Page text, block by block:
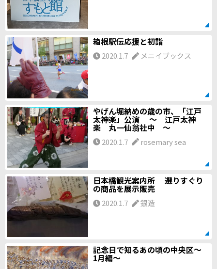
箱根駅伝応援と初詣
2020.1.7 メニイブックス
やげん堀納めの歳の市、「江戸
太神楽」公演 ～ 江戸太神
楽 丸一仙翁社中 ～
2020.1.7 rosemary sea
日本橋観光案内所 選りすぐり
の商品を展示販売
2020.1.7 銀造
記念日で知るあの頃の中央区～
1月編～